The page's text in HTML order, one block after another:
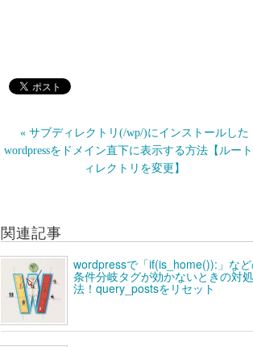
« サブディレクトリ(/wp/)にインストールした
wordpressをドメイン直下に表示する方法【ルー
ィレクトリを変更】
関連記事
wordpressで「if(is_home()):」な
条件分岐タグが効かないときの対処
法！query_postsをリセット